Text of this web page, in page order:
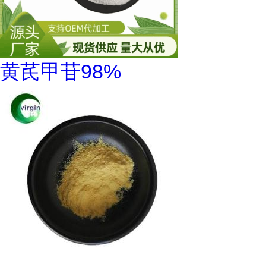
黄芪甲苷98%